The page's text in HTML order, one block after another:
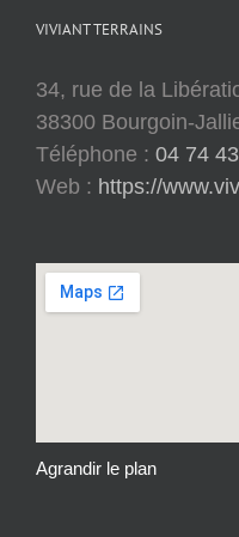
VIVIANT TERRAINS
34, rue de la
38300 Bourgoin-
Téléphone : 04 74
Web : https://
Agrandir le plan